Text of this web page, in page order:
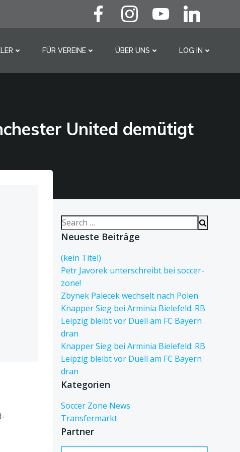
FÜR VEREINE ÜBER UNS LOG IN
Search
for:
Neueste Beiträge
(kein Titel)
Petr Javorek unterschreibt bei soccer-
zone!
Zbynek Palecek wechselt nach Polen
Knapper Sieg bei Arminia Bielefeld: RB
Leipzig bleibt vor Duell am FC Bayern
dran
Knapper Sieg bei Arminia Bielefeld: RB
Leipzig bleibt vor Duell am FC Bayern
dran
Kategorien
Soccer Zone News
Transfermarkt
Partner